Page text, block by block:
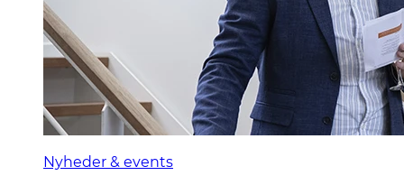
Nyheder & events